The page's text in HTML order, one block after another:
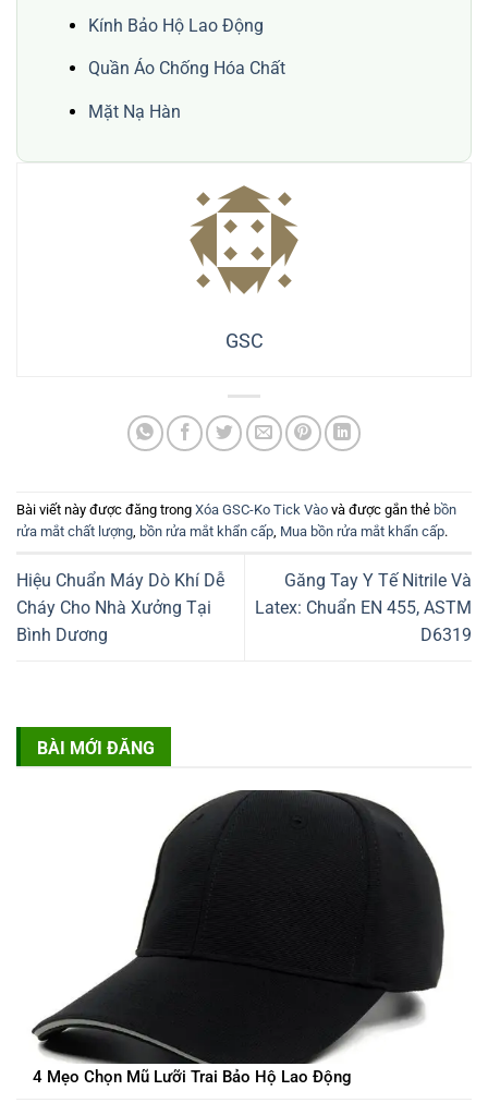
Kính Bảo Hộ Lao Động
Quần Áo Chống Hóa Chất
Mặt Nạ Hàn
GSC
Bài viết này được đăng trong Xóa GSC-Ko Tick Vào và được gắn thẻ bồn
rửa mắt chất lượng, bồn rửa mắt khẩn cấp, Mua bồn rửa mắt khẩn cấp.
Hiệu Chuẩn Máy Dò Khí Dễ
Cháy Cho Nhà Xưởng Tại
Bình Dương
Găng Tay Y Tế Nitrile Và
Latex: Chuẩn EN 455, ASTM
D6319
BÀI MỚI ĐĂNG
4 Mẹo Chọn Mũ Lưỡi Trai Bảo Hộ Lao Động